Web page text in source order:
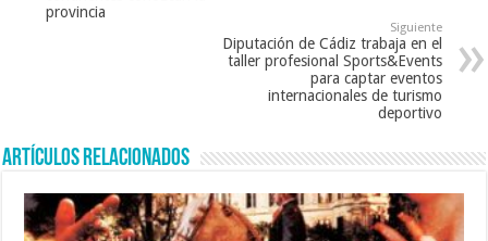
provincia
Siguiente
Diputación de Cádiz trabaja en el
taller profesional Sports&Events
para captar eventos
internacionales de turismo
deportivo
Artículos relacionados